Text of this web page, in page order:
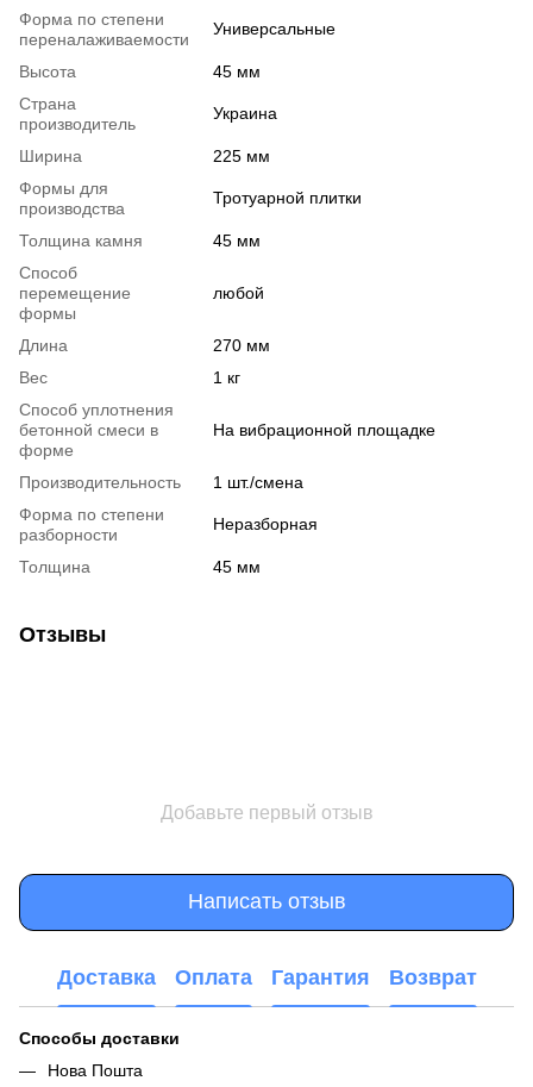
Форма по степени
переналаживаемости
Универсальные
Высота
45 мм
Страна
производитель
Украина
Ширина
225 мм
Формы для
производства
Тротуарной плитки
Толщина камня
45 мм
Способ
перемещение
формы
любой
Длина
270 мм
Вес
1 кг
Способ уплотнения
бетонной смеси в
форме
На вибрационной площадке
Производительность
1 шт./смена
Форма по степени
разборности
Неразборная
Толщина 45 мм
Отзывы
Добавьте первый отзыв
Написать отзыв
Доставка Оплата Гарантия Возврат
Способы доставки
Нова Пошта